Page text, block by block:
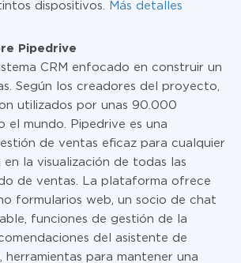
dispositivos.
Más detalles
Pipedrive
CRM enfocado en construir un
Según los creadores del proyecto,
utilizados por unas 90.000
el mundo. Pipedrive es una
de ventas eficaz para cualquier
la visualización de todas las
de ventas. La plataforma ofrece
formularios web, un socio de chat
funciones de gestión de la
del asistente de
herramientas para mantener una